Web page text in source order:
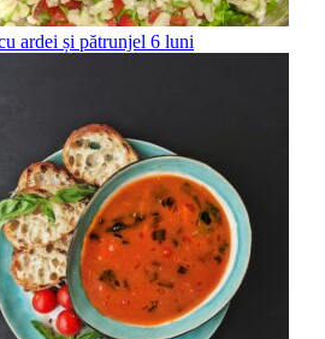
ardei și pătrunjel 6 luni